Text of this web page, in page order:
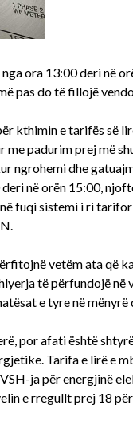
ora 13:00 deri në
pas do të fillojë
kthimin e tarifës së
padurim prej më
ngrohemi dhe
në orën 15:00,
fuqi sistemi i ri
vetëm ata që
të përfundojë në
e tyre në mënyrë
por afati është
Tarifa e lirë e
ja për energjinë
e rregullt prej 18 për